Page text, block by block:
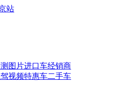
站
图片进口车经销商
视频特惠车二手车